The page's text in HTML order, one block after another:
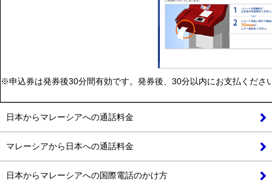
※申込券は発券後30分間有効です。発券後、30分以内にお支払くださ
日本からマレーシアへの通話料金
マレーシアから日本への通話料金
日本からマレーシアへの国際電話のかけ方